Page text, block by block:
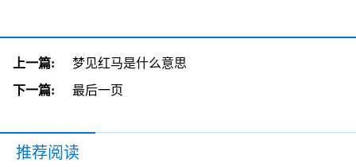
上一篇:
梦见红马是什么意思
下一篇:
最后一页
推荐阅读